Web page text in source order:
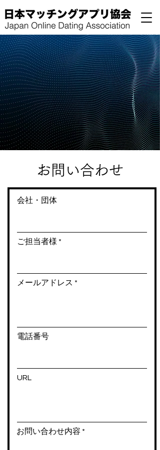
お問い合わせ
会社・団体
ご担当者様
メールアドレス
電話番号
URL
お問い合わせ内容